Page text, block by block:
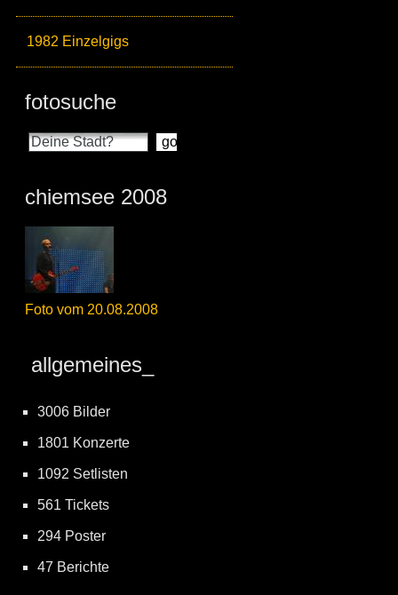
1982 Einzelgigs
fotosuche
chiemsee 2008
Foto vom 20.08.2008
allgemeines_
3006 Bilder
1801 Konzerte
1092 Setlisten
561 Tickets
294 Poster
47 Berichte